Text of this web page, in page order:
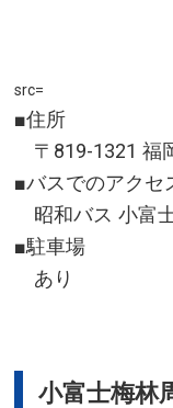
src=
■住所
〒819-1321 福
■バスでのアクセ
昭和バス 小富
■駐車場
あり
小富士梅林